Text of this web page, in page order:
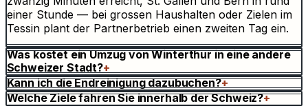
einer Stunde — bei grossen Haushalten oder Zielen im
Tessin plant der Partnerbetrieb einen zweiten Tag ein.
Was kostet ein Umzug von Winterthur in eine andere
Schweizer Stadt?+
Kann ich die Endreinigung dazubuchen?+
Welche Ziele fahren Sie innerhalb der Schweiz?+